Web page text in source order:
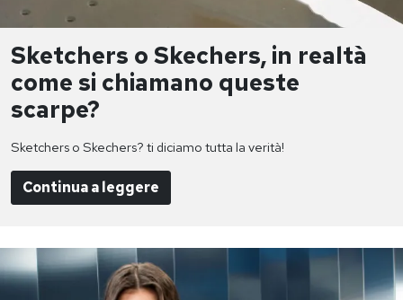
Sketchers o Skechers, in realtà
come si chiamano queste
scarpe?
Sketchers o Skechers? ti diciamo tutta la verità!
Continua a leggere